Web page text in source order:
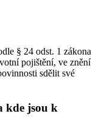
§ 24 odst. 1 zákona
pojištění, ve znění
sdělit své
kde jsou k